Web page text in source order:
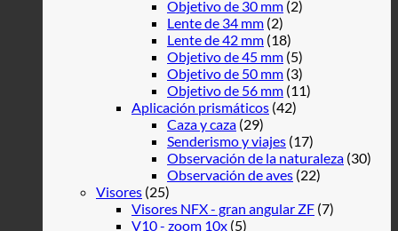
Objetivo de 30 mm (2)
Lente de 34 mm (2)
Lente de 42 mm (18)
Objetivo de 45 mm (5)
Objetivo de 50 mm (3)
Objetivo de 56 mm (11)
Aplicación prismáticos (42)
Caza y caza (29)
Senderismo y viajes (17)
Observación de la naturaleza (30)
Observación de aves (22)
Visores (25)
Visores NFX - gran angular ZF (7)
V10 - zoom 10x (5)